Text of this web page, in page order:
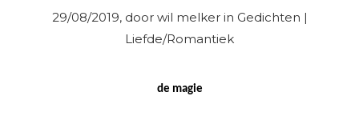
29/08/2019, door wil melker in Gedichten |
Liefde/Romantiek
de magie